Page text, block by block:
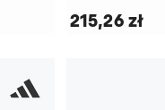
215,26 zł